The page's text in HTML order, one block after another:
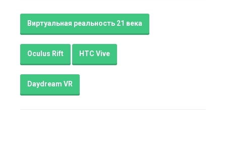
Виртуальная реальность 21 века
Oculus Rift HTC Vive
Daydream VR